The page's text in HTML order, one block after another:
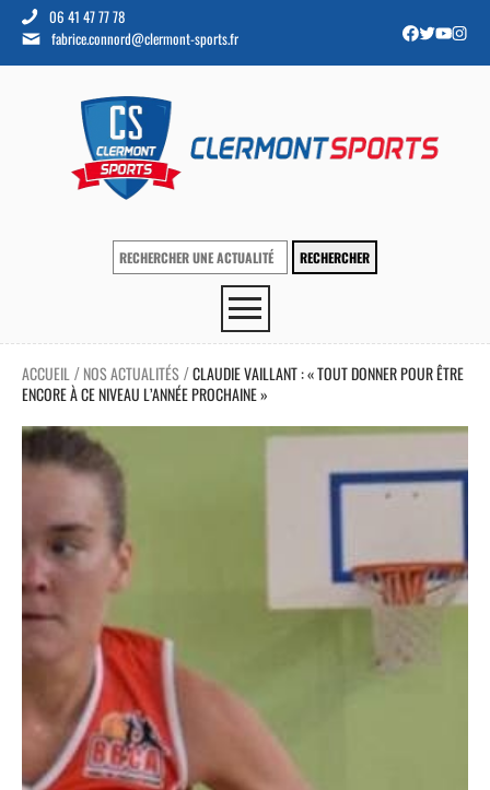
06 41 47 77 78
fabrice.connord@clermont-sports.fr
ACCUEIL / NOS ACTUALITÉS /CLAUDIE VAILLANT : « TOUT DONNER POUR ÊTRE
ENCORE À CE NIVEAU L’ANNÉE PROCHAINE »